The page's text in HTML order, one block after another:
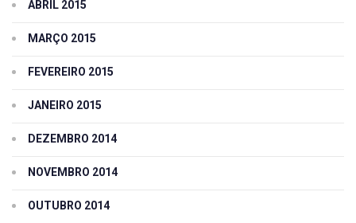
ABRIL 2015
MARÇO 2015
FEVEREIRO 2015
JANEIRO 2015
DEZEMBRO 2014
NOVEMBRO 2014
OUTUBRO 2014